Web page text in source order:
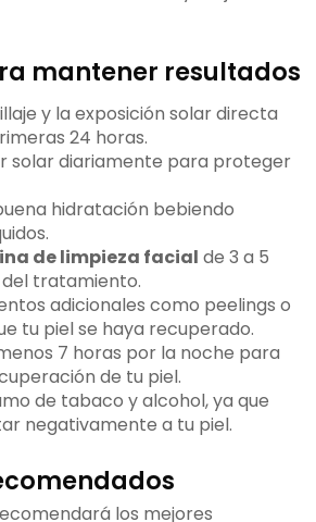
mantener resultados
y la exposición solar directa
24 horas.
solar diariamente para proteger
hidratación bebiendo
de limpieza facial de 3 a 5
tratamiento.
adicionales como peelings o
tu piel se haya recuperado.
7 horas por la noche para
de tu piel.
de tabaco y alcohol, ya que
negativamente a tu piel.
los mejores